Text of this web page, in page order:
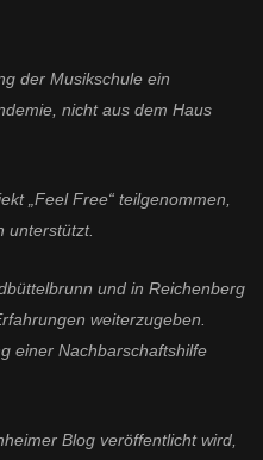
der Musikschule ein
nicht aus dem Haus
„Feel Free“ teilgenommen,
unterstützt.
und in Reichenberg
weiterzugeben.
einer Nachbarschaftshilfe
Blog veröffentlicht wird,